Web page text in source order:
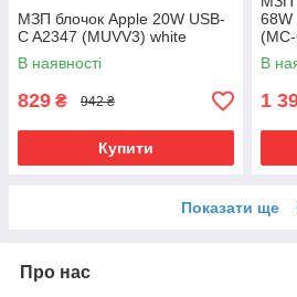
МЗП блочок Apple 20W USB-
C A2347 (MUVV3) white
В наявності
829 ₴ 942 ₴
Купити
68W
black
В
1
Показати ще
Про нас